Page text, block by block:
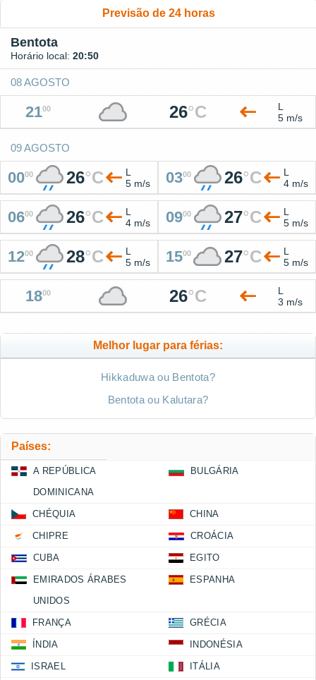
Previsão de 24 horas
Bentota
Horário local: 20:50
08 AGOSTO
2100 26°C
L
5 m/s
09 AGOSTO
0000 26°C
L
5 m/s
0300 26°C
L
4 m/s
0600 26°C
L
4 m/s
0900 27°C
L
5 m/s
1200 28°C
L
5 m/s
1500 27°C
L
5 m/s
1800 26°C
L
3 m/s
Melhor lugar para férias:
Hikkaduwa ou Bentota?
Bentota ou Kalutara?
Países:
A REPÚBLICA
DOMINICANA
BULGÁRIA
CHÉQUIA CHINA
CHIPRE CROÁCIA
CUBA EGITO
EMIRADOS ÁRABES
UNIDOS
ESPANHA
FRANÇA GRÉCIA
ÍNDIA INDONÉSIA
ISRAEL ITÁLIA